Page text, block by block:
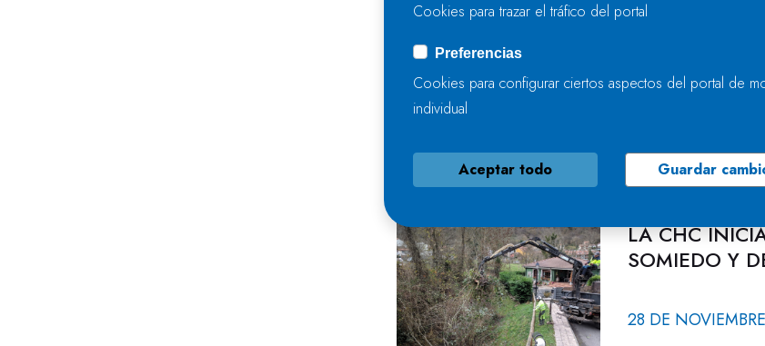
LA CHC
VILLAGIME
LA CHC
SOMIEDO Y
28 DE
Cookies para trazar el tráfico del portal
Preferencias
Cookies para configurar ciertos aspectos del portal de
individual
Aceptar todo Guardar